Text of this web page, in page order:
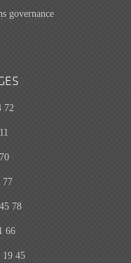
governance
72
77
78
66
45